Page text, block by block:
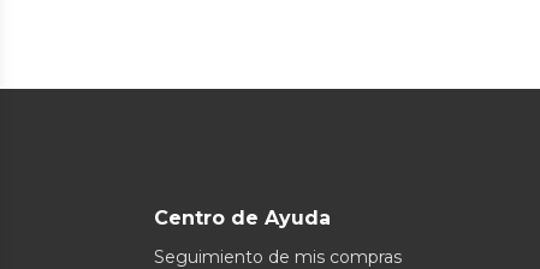
Centro de Ayuda
Seguimiento de mis compras